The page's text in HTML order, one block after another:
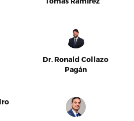
Dr. Ronald Collazo
Pagán